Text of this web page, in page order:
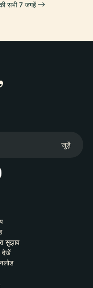
सभी 7 जगहें
जुड़ें
सुझाव
देखें